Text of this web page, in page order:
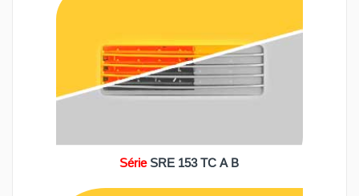
Série SRE 153 TC A B